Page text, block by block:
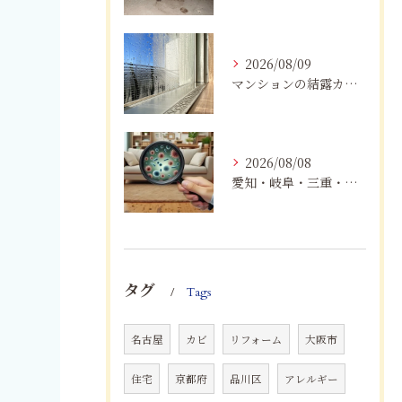
2026/08/09
マンションの結露カビを根絶！断熱改修と防カビリフォーム
2026/08/08
愛知・岐阜・三重・静岡で真菌（カビ）による健康被害にお悩みの方へ｜室内環境改善とMIST工法®による専門対策
タグ Tags
名古屋 カビ リフォーム 大阪市
住宅 京都府 品川区 アレルギー